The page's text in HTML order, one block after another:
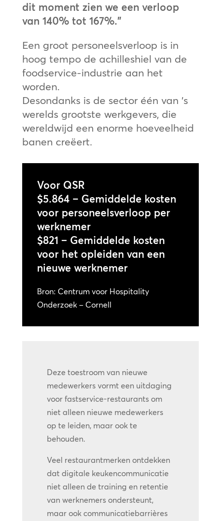
dit moment zien we een verloop
van 140% tot 167%.”
Een groot personeelsverloop is in
hoog tempo de achilleshiel van de
foodservice-industrie aan het
worden.
Desondanks is de sector één van ’s
werelds grootste werkgevers, die
wereldwijd een enorme hoeveelheid
banen creëert.
Voor QSR
$5.864 – Gemiddelde kosten
voor personeelsverloop per
werknemer
$821 – Gemiddelde kosten
voor het opleiden van een
nieuwe werknemer
Bron: Centrum voor Hospitality
Onderzoek – Cornell
Deze toestroom van nieuwe
medewerkers vormt een uitdaging
voor fastservice-restaurants om
niet alleen nieuwe medewerkers
op te leiden, maar ook te
behouden.
Veel restaurantmerken ontdekken
dat digitale keukencommunicatie
niet alleen de training en retentie
van werknemers ondersteunt,
maar ook communicatiebarrières